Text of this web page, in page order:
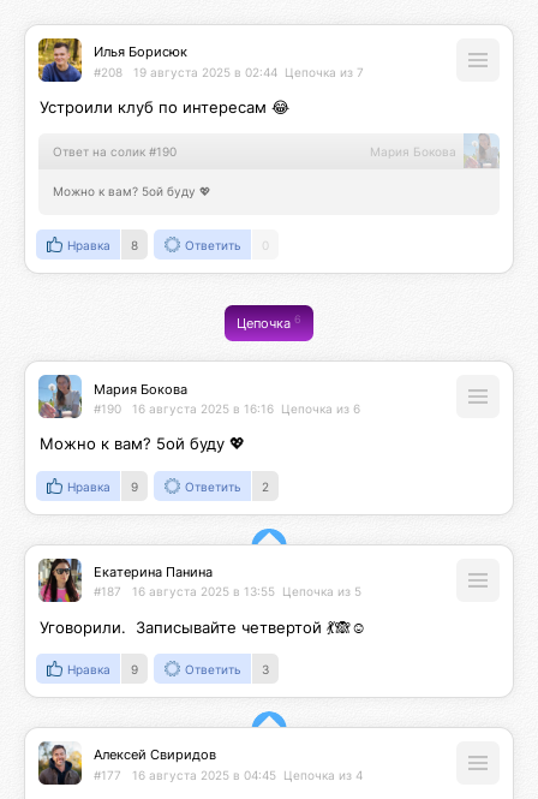
Илья Борисюк
#208 19 августа 2025 в 02:44 Цепочка из 7
Устроили клуб по интересам 😂
Ответ на солик #190 Мария Бокова
Можно к вам? 5ой буду 💖
Нравка 8 Ответить 0
Цепочка6
Мария Бокова
#190 16 августа 2025 в 16:16 Цепочка из 6
Можно к вам? 5ой буду 💖
Нравка 9 Ответить 2
Екатерина Панина
#187 16 августа 2025 в 13:55 Цепочка из 5
Уговорили.  Записывайте четвертой 💃🙈☺️
Нравка 9 Ответить 3
Алексей Свиридов
#177 16 августа 2025 в 04:45 Цепочка из 4